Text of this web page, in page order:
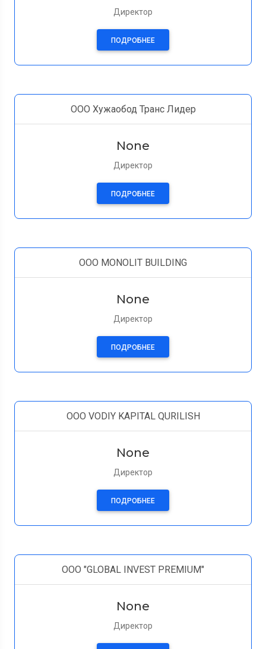
Директор
ПОДРОБНЕЕ
ООО Хужаобод Транс Лидер
None
Директор
ПОДРОБНЕЕ
OOO MONOLIT BUILDING
None
Директор
ПОДРОБНЕЕ
OOO VODIY KAPITAL QURILISH
None
Директор
ПОДРОБНЕЕ
ООО "GLOBAL INVEST PREMIUM"
None
Директор